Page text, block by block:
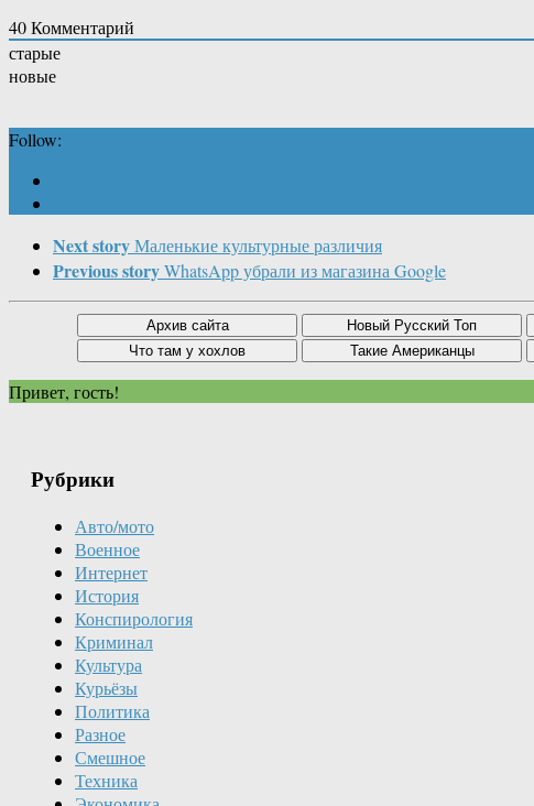
40Комментарий
старые
новые
Follow:
Next storyМаленькие культурные различия
Previous storyWhatsApp убрали из магазина Google
Привет, гость!
Рубрики
Авто/мото
Военное
Интернет
История
Конспирология
Криминал
Культура
Курьёзы
Политика
Разное
Смешное
Техника